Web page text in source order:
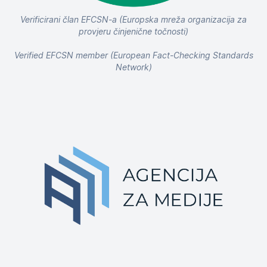
Verificirani član EFCSN-a (Europska mreža organizacija za
provjeru činjenične točnosti)
Verified EFCSN member (European Fact-Checking Standards
Network)